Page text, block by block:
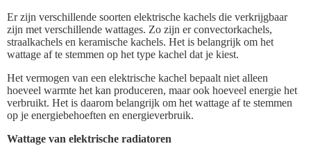
Er zijn verschillende soorten elektrische kachels die verkrijgbaar
zijn met verschillende wattages. Zo zijn er convectorkachels,
straalkachels en keramische kachels. Het is belangrijk om het
wattage af te stemmen op het type kachel dat je kiest.
Het vermogen van een elektrische kachel bepaalt niet alleen
hoeveel warmte het kan produceren, maar ook hoeveel energie het
verbruikt. Het is daarom belangrijk om het wattage af te stemmen
op je energiebehoeften en energieverbruik.
Wattage van elektrische radiatoren